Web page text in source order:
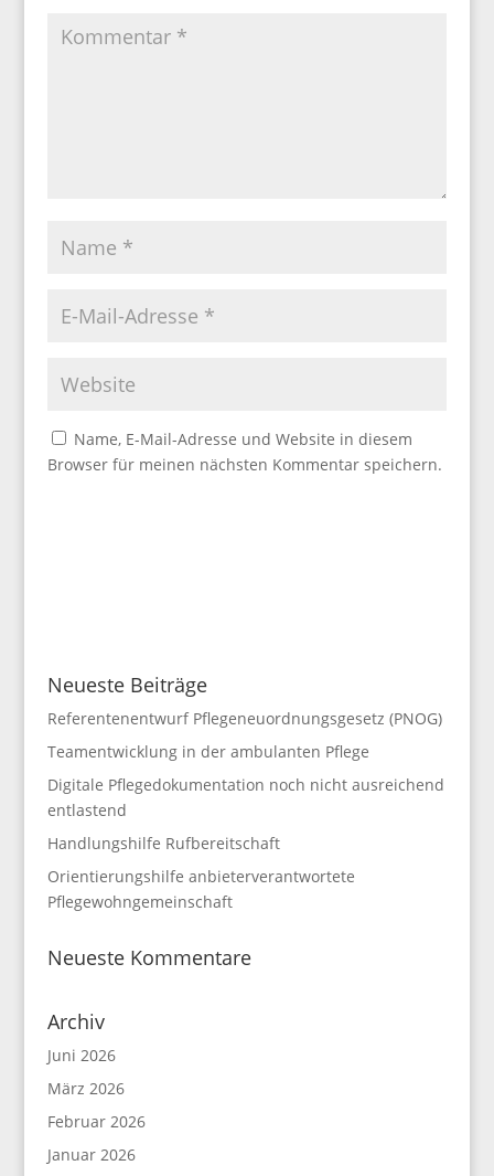
Name, E-Mail-Adresse und Website in diesem
Browser für meinen nächsten Kommentar speichern.
Neueste Beiträge
Referentenentwurf Pflegeneuordnungsgesetz (PNOG)
Teamentwicklung in der ambulanten Pflege
Digitale Pflegedokumentation noch nicht ausreichend
entlastend
Handlungshilfe Rufbereitschaft
Orientierungshilfe anbieterverantwortete
Pflegewohngemeinschaft
Neueste Kommentare
Archiv
Juni 2026
März 2026
Februar 2026
Januar 2026